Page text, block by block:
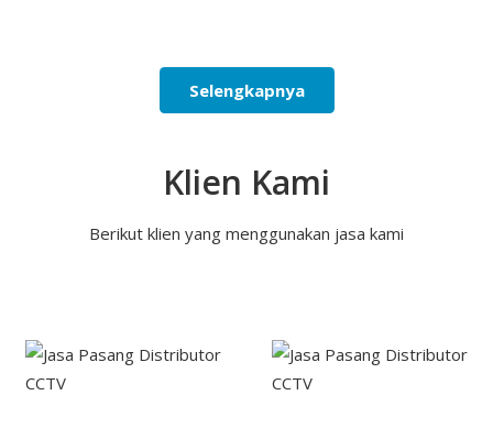
Selengkapnya
Klien Kami
Berikut klien yang menggunakan jasa kami